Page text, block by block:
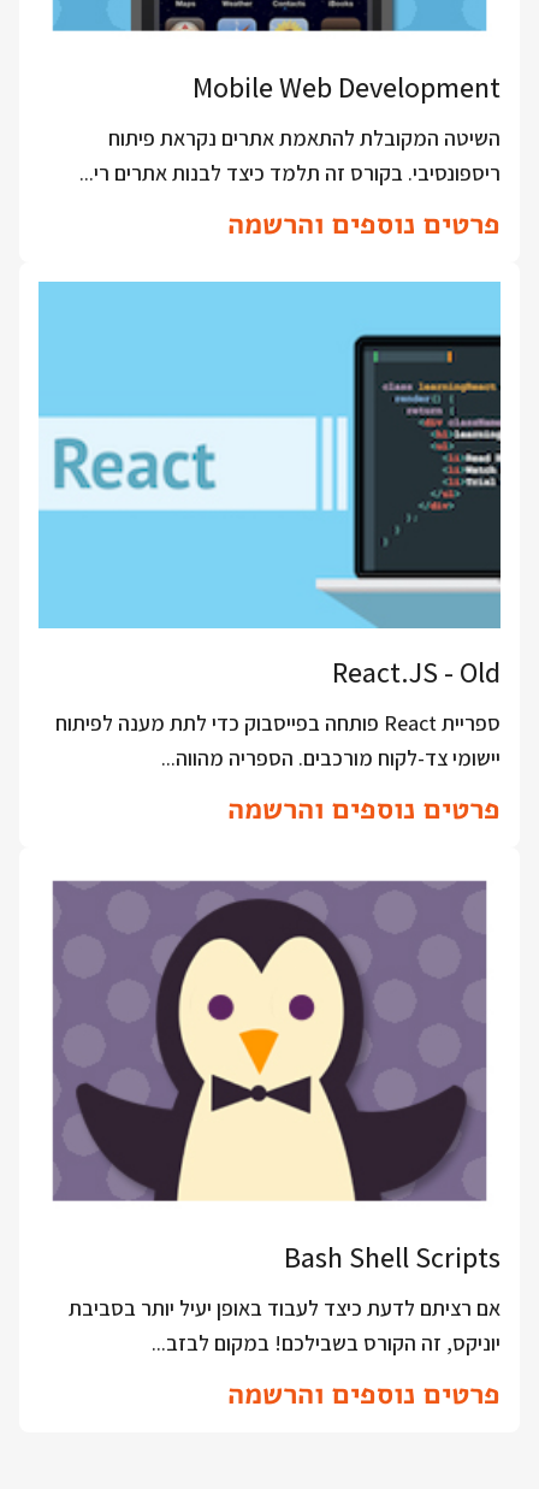
Mobile Web Development
השיטה המקובלת להתאמת אתרים נקראת פיתוח
ריספונסיבי. בקורס זה תלמד כיצד לבנות אתרים רי...
פרטים נוספים והרשמה
React.JS - Old
ספריית React פותחה בפייסבוק כדי לתת מענה לפיתוח
יישומי צד-לקוח מורכבים. הספריה מהווה...
פרטים נוספים והרשמה
Bash Shell Scripts
אם רציתם לדעת כיצד לעבוד באופן יעיל יותר בסביבת
יוניקס, זה הקורס בשבילכם! במקום לבזב...
פרטים נוספים והרשמה